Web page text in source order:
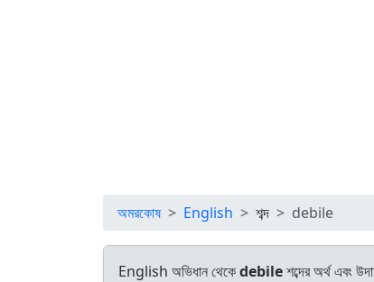
অমরকোষ English শব্দ debile
English অভিধান থেকেdebileশব্দের অর্থ এবং